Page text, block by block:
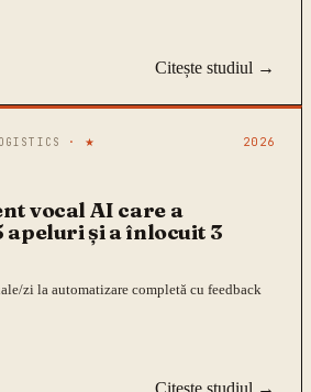
Citește studiul →
· ★ 2026
vocal AI care a
apeluri și a înlocuit 3
zi la automatizare completă cu feedback